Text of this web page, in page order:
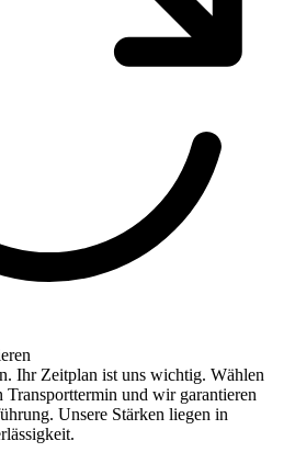
Ihr Zeitplan ist uns wichtig. Wählen
Transporttermin und wir garantieren
Unsere Stärken liegen in